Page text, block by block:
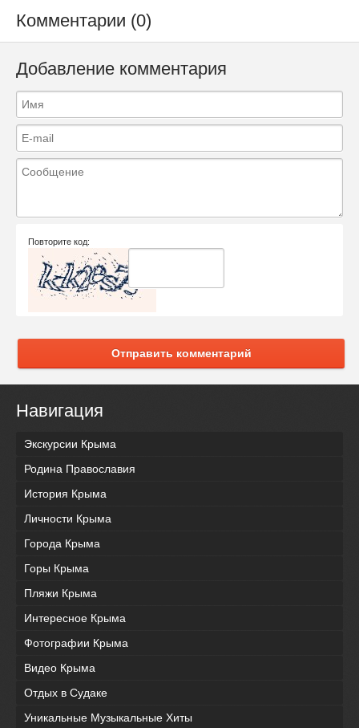
Комментарии (0)
Добавление комментария
Повторите код:
Отправить комментарий
Навигация
Экскурсии Крыма
Родина Православия
История Крыма
Личности Крыма
Города Крыма
Горы Крыма
Пляжи Крыма
Интересное Крыма
Фотографии Крыма
Видео Крыма
Отдых в Судаке
Уникальные Музыкальные Хиты